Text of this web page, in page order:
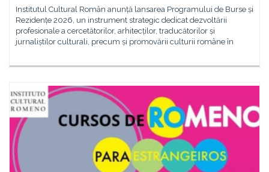
Institutul Cultural Român anunță lansarea Programului de Burse și
Rezidențe 2026, un instrument strategic dedicat dezvoltării
profesionale a cercetătorilor, arhitecților, traducătorilor și
jurnaliștilor culturali, precum și promovării culturii române în